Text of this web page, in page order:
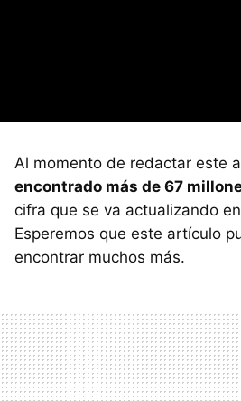
Al momento de redactar este
encontrado más de 67
cifra que se va actualizando
Esperemos que este artículo
encontrar muchos más.